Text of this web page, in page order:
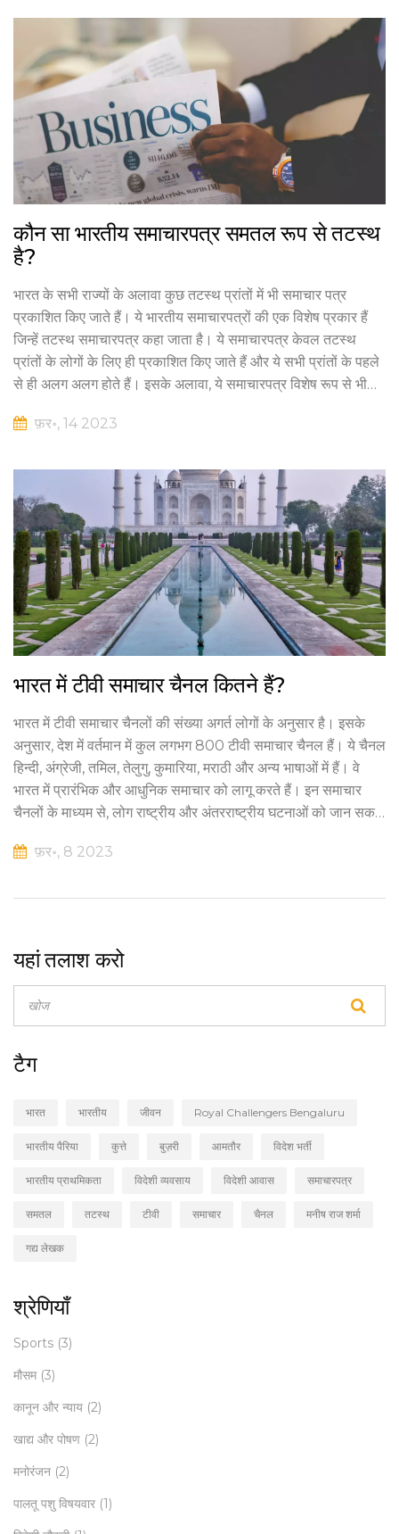
कौन सा भारतीय समाचारपत्र समतल रूप से तटस्थ
है?
भारत के सभी राज्यों के अलावा कुछ तटस्थ प्रांतों में भी समाचार पत्र
प्रकाशित किए जाते हैं। ये भारतीय समाचारपत्रों की एक विशेष प्रकार हैं
जिन्हें तटस्थ समाचारपत्र कहा जाता है। ये समाचारपत्र केवल तटस्थ
प्रांतों के लोगों के लिए ही प्रकाशित किए जाते हैं और ये सभी प्रांतों के पहले
से ही अलग अलग होते हैं। इसके अलावा, ये समाचारपत्र विशेष रूप से भी
के तटस्थ प्रांतों के लोगों को सूचित करने के लिए प्रकाशित किए जाते हैं।
फ़र॰, 14 2023
भारत में टीवी समाचार चैनल कितने हैं?
भारत में टीवी समाचार चैनलों की संख्या अगर्त लोगों के अनुसार है। इसके
अनुसार, देश में वर्तमान में कुल लगभग 800 टीवी समाचार चैनल हैं। ये चैनल
हिन्दी, अंग्रेजी, तमिल, तेलुगु, कुमारिया, मराठी और अन्य भाषाओं में हैं। वे
भारत में प्रारंभिक और आधुनिक समाचार को लागू करते हैं। इन समाचार
चैनलों के माध्यम से, लोग राष्ट्रीय और अंतरराष्ट्रीय घटनाओं को जान सकते
फ़र॰, 8 2023
यहां तलाश करो
टैग
भारत भारतीय जीवन Royal Challengers Bengaluru
भारतीय पैरिया कुत्ते बुज़री आमतौर विदेश भर्ती
भारतीय प्राथमिकता विदेशी व्यवसाय विदेशी आवास समाचारपत्र
समतल तटस्थ टीवी समाचार चैनल मनीष राज शर्मा
गद्य लेखक
श्रेणियाँ
Sports (3)
मौसम (3)
कानून और न्याय (2)
खाद्य और पोषण (2)
मनोरंजन (2)
पालतू पशु विषयवार (1)